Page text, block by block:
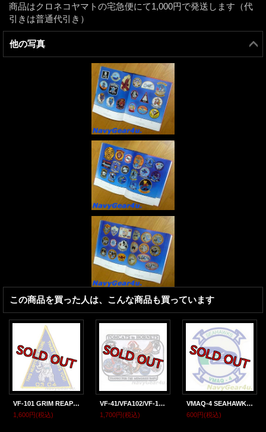
商品はクロネコヤマトの宅急便にて1,000円で発送します（代
引きは普通代引き）
他の写真
この商品を買った人は、こんな商品も買っています
VF-101 GRIM REAPERS CLASS 2003-04パッチ（Ver.2）
1,600円(税込)
VF-41/VFA102/VF-14 TOMCATS to HORNETS機種転換記念パッチ
1,700円(税込)
VMAQ-4 SEAHAWKSステッカー
600円(税込)